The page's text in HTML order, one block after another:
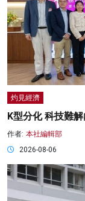
灼見經濟
K型分化 科技難
作者: 本社編輯部
2026-08-06